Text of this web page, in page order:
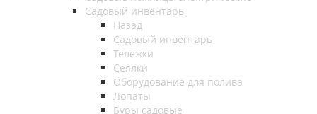
Садовый инвентарь
Назад
Садовый инвентарь
Тележки
Сеялки
Оборудование для полива
Лопаты
Буры садовые